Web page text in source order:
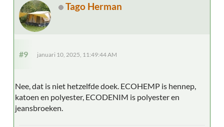
Tago Herman
#9 januari 10, 2025, 11:49:44 AM
Nee, dat is niet hetzelfde doek. ECOHEMP is hennep,
katoen en polyester, ECODENIM is polyester en
jeansbroeken.